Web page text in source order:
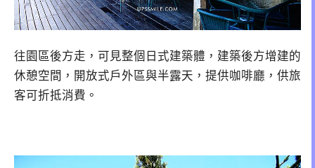
往園區後方走，可見整個日式建築體，建築後方增建的
休憩空間，開放式戶外區與半露天，提供咖啡廳，供旅
客可折抵消費。